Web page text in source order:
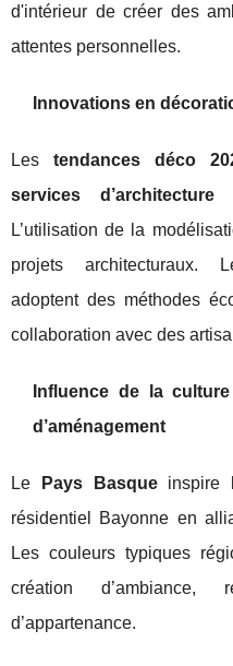
d'intérieur de créer des
attentes personnelles.
Innovations en
Les tendances déco
services d’architecture
L’utilisation de la
projets architecturaux.
adoptent des méthodes
collaboration avec des
Influence de la
d’aménagement
Le Pays Basqueinspire
résidentiel Bayonne en
Les couleurs typiques
création d’ambiance,
d’appartenance.